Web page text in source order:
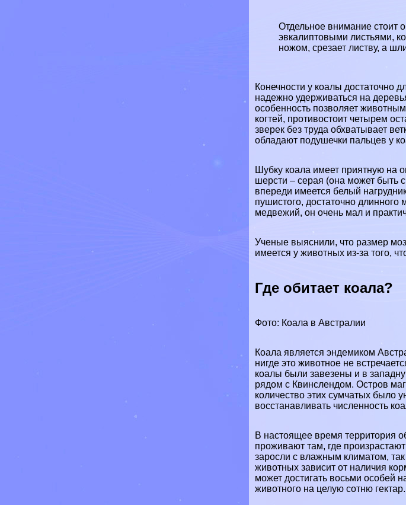
Отдельное внимание стоит
эвкалиптовыми листьями,
ножом, срезает листву, а
Конечности у коалы достаточно
надежно удерживаться на
особенность позволяет
когтей, противостоит четырем
зверек без труда обхватывает
обладают подушечки пальцев у
Шубку коала имеет приятную на
шерсти – серая (она может быть
впереди имеется белый
пушистого, достаточно
медвежий, он очень мал и
Ученые выяснили, что размер
имеется у животных из-за того,
Где обитает коала?
Фото: Коала в Австралии
Коала является эндемиком
нигде это животное не
коалы были завезены и в
рядом с Квинслендом. Остров
количество этих сумчатых было
восстанавливать численность
В настоящее время территория
проживают там, где
заросли с влажным климатом,
животных зависит от наличия
может достигать восьми особей
животного на целую сотню гектар.